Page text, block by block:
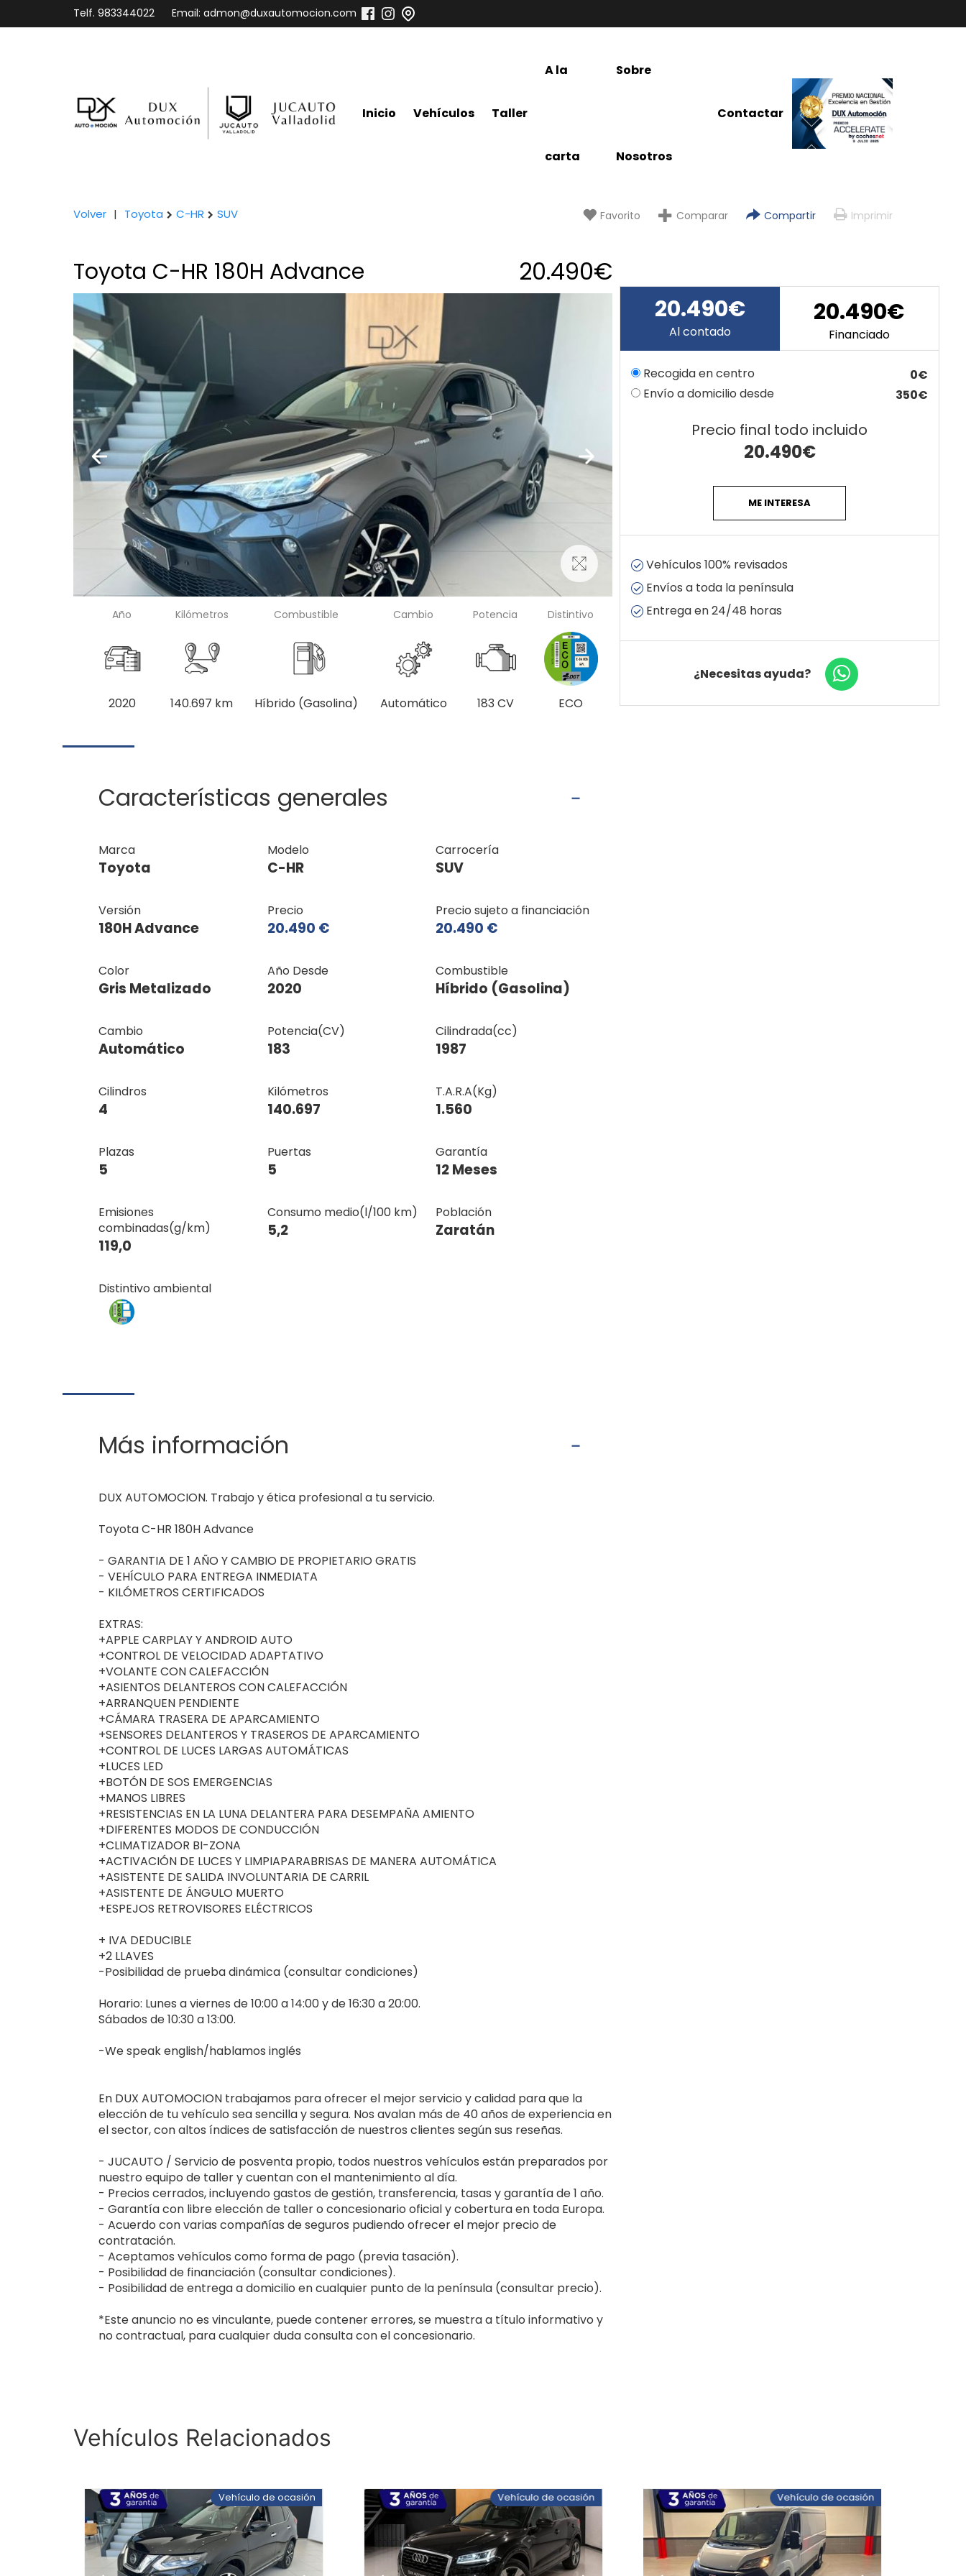
Telf. 983344022 Email: admon@duxautomocion.com
Inicio Vehículos Taller
A la
carta
Sobre
Nosotros
Contactar
Volver | Toyota C-HR SUV Favorito Comparar Compartir Imprimir
Toyota C-HR 180H Advance 20.490€
Año
2020
Kilómetros
140.697 km
Combustible
Híbrido (Gasolina)
Cambio
Automático
Potencia
183 CV
Distintivo
ECO
Características generales
Marca
Toyota
Modelo
C-HR
Carrocería
SUV
Versión
180H Advance
Precio
20.490 €
Precio sujeto a financiación
20.490 €
Color
Gris Metalizado
Año Desde
2020
Combustible
Híbrido (Gasolina)
Cambio
Automático
Potencia(CV)
183
Cilindrada(cc)
1987
Cilindros
4
Kilómetros
140.697
T.A.R.A(Kg)
1.560
Plazas
5
Puertas
5
Garantía
12 Meses
Emisiones
combinadas(g/km)
119,0
Consumo medio(l/100 km)
5,2
Población
Zaratán
Distintivo ambiental
Más información
DUX AUTOMOCION. Trabajo y ética profesional a tu servicio.
Toyota C-HR 180H Advance
- GARANTIA DE 1 AÑO Y CAMBIO DE PROPIETARIO GRATIS
- VEHÍCULO PARA ENTREGA INMEDIATA
- KILÓMETROS CERTIFICADOS
EXTRAS:
+APPLE CARPLAY Y ANDROID AUTO
+CONTROL DE VELOCIDAD ADAPTATIVO
+VOLANTE CON CALEFACCIÓN
+ASIENTOS DELANTEROS CON CALEFACCIÓN
+ARRANQUEN PENDIENTE
+CÁMARA TRASERA DE APARCAMIENTO
+SENSORES DELANTEROS Y TRASEROS DE APARCAMIENTO
+CONTROL DE LUCES LARGAS AUTOMÁTICAS
+LUCES LED
+BOTÓN DE SOS EMERGENCIAS
+MANOS LIBRES
+RESISTENCIAS EN LA LUNA DELANTERA PARA DESEMPAÑA AMIENTO
+DIFERENTES MODOS DE CONDUCCIÓN
+CLIMATIZADOR BI-ZONA
+ACTIVACIÓN DE LUCES Y LIMPIAPARABRISAS DE MANERA AUTOMÁTICA
+ASISTENTE DE SALIDA INVOLUNTARIA DE CARRIL
+ASISTENTE DE ÁNGULO MUERTO
+ESPEJOS RETROVISORES ELÉCTRICOS
+ IVA DEDUCIBLE
+2 LLAVES
-Posibilidad de prueba dinámica (consultar condiciones)
Horario: Lunes a viernes de 10:00 a 14:00 y de 16:30 a 20:00.
Sábados de 10:30 a 13:00.
-We speak english/hablamos inglés
En DUX AUTOMOCION trabajamos para ofrecer el mejor servicio y calidad para que la
elección de tu vehículo sea sencilla y segura. Nos avalan más de 40 años de experiencia en
el sector, con altos índices de satisfacción de nuestros clientes según sus reseñas.
- JUCAUTO / Servicio de posventa propio, todos nuestros vehículos están preparados por
nuestro equipo de taller y cuentan con el mantenimiento al día.
- Precios cerrados, incluyendo gastos de gestión, transferencia, tasas y garantía de 1 año.
- Garantía con libre elección de taller o concesionario oficial y cobertura en toda Europa.
- Acuerdo con varias compañías de seguros pudiendo ofrecer el mejor precio de
contratación.
- Aceptamos vehículos como forma de pago (previa tasación).
- Posibilidad de financiación (consultar condiciones).
- Posibilidad de entrega a domicilio en cualquier punto de la península (consultar precio).
*Este anuncio no es vinculante, puede contener errores, se muestra a título informativo y
no contractual, para cualquier duda consulta con el concesionario.
Vehículos Relacionados
Vehículo de ocasión Vehículo de ocasión Vehículo de ocasión
20.490€
Al contado
20.490€
Financiado
Recogida en centro
0€
Envío a domicilio desde
350€
Precio final todo incluido
20.490€
ME INTERESA
Vehículos 100% revisados
Envíos a toda la península
Entrega en 24/48 horas
¿Necesitas ayuda?